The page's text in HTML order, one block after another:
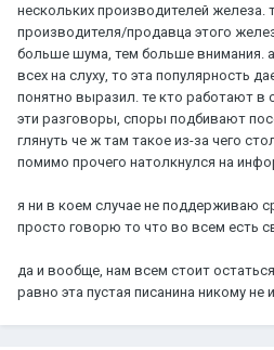
нескольких производителей
производителя/продавца этого
больше шума, тем больше внимания. а
всех на слуху, то эта популярность
понятно выразил. те кто работают
эти разговоры, споры подбивают
глянуть че ж там такое из-за чего
помимо прочего натолкнулся на
я ни в коем случае не поддерживаю
просто говорю то что во всем есть
да и вообще, нам всем стоит
равно эта пустая писанина никому не